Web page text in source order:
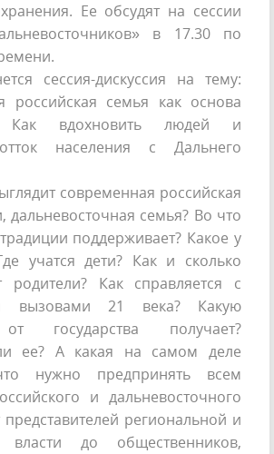
Ее обсудят на сессии
в 17.30 по
сессия-дискуссия на тему:
российская семья как основа
Как вдохновить людей и
населения с Дальнего
современная российская
дальневосточная семья? Во что
поддерживает? Какое у
учатся дети? Как и сколько
родители? Как справляется с
вызовами 21 века? Какую
государства получает?
ее? А какая на самом деле
нужно предпринять всем
и дальневосточного
региональной и
власти до общественников,